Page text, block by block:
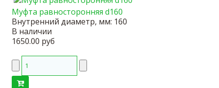
Муфта равносторонняя d160
Внутренний диаметр, мм: 160
В наличии
1650.00 руб